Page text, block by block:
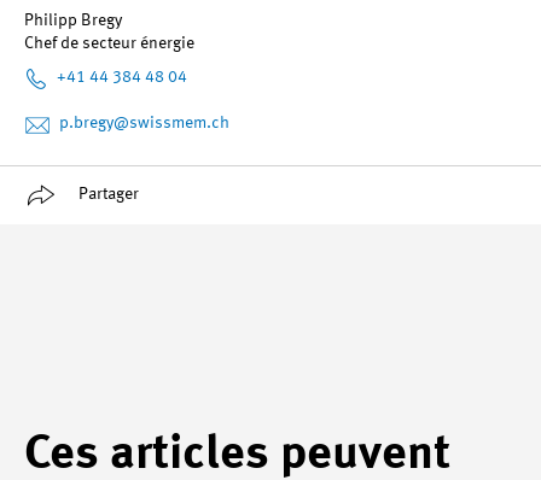
Philipp Bregy
Chef de secteur énergie
+41 44 384 48 04
p.bregy@swissmem.ch
Partager
Ces articles peuvent